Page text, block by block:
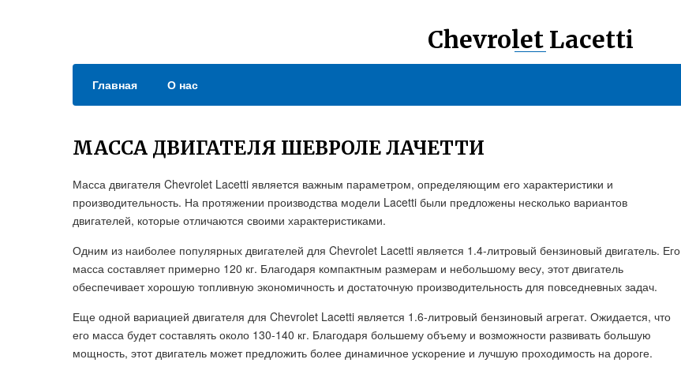
Chevrolet Lacetti
Главная О нас
МАССА ДВИГАТЕЛЯ ШЕВРОЛЕ ЛАЧЕТТИ
Масса двигателя Chevrolet Lacetti является важным параметром, определяющим его характеристики и
производительность. На протяжении производства модели Lacetti были предложены несколько вариантов
двигателей, которые отличаются своими характеристиками.
Одним из наиболее популярных двигателей для Chevrolet Lacetti является 1.4-литровый бензиновый двигатель. Его
масса составляет примерно 120 кг. Благодаря компактным размерам и небольшому весу, этот двигатель
обеспечивает хорошую топливную экономичность и достаточную производительность для повседневных задач.
Еще одной вариацией двигателя для Chevrolet Lacetti является 1.6-литровый бензиновый агрегат. Ожидается, что
его масса будет составлять около 130-140 кг. Благодаря большему объему и возможности развивать большую
мощность, этот двигатель может предложить более динамичное ускорение и лучшую проходимость на дороге.